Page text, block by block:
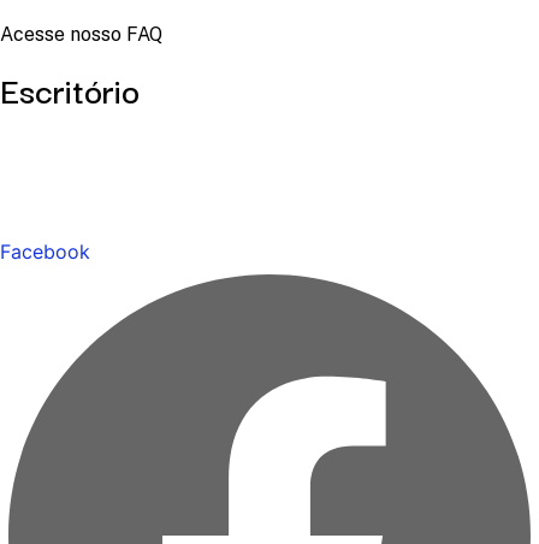
Acesse nosso FAQ
Escritório
Facebook